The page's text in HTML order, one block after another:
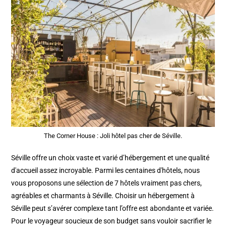
The Corner House : Joli hôtel pas cher de Séville.
Séville offre un choix vaste et varié d’hébergement et une qualité
d'accueil assez incroyable. Parmi les centaines d'hôtels, nous
vous proposons une sélection de 7 hôtels vraiment pas chers,
agréables et charmants à Séville. Choisir un hébergement à
Séville peut s’avérer complexe tant l’offre est abondante et variée.
Pour le voyageur soucieux de son budget sans vouloir sacrifier le